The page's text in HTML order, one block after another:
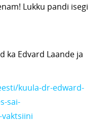
Lukku pandi isegi
ka Edvard Laande ja
kuula-dr-edward-
sai-